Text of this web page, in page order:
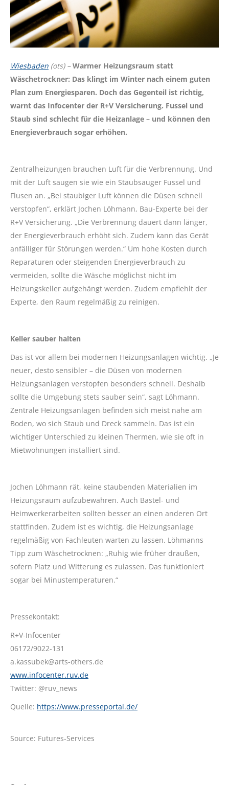
Wiesbaden (ots) –Warmer Heizungsraum statt
Wäschetrockner: Das klingt im Winter nach einem guten
Plan zum Energiesparen. Doch das Gegenteil ist richtig,
warnt das Infocenter der R+V Versicherung. Fussel und
Staub sind schlecht für die Heizanlage – und können den
Energieverbrauch sogar erhöhen.
Zentralheizungen brauchen Luft für die Verbrennung. Und
mit der Luft saugen sie wie ein Staubsauger Fussel und
Flusen an. „Bei staubiger Luft können die Düsen schnell
verstopfen“, erklärt Jochen Löhmann, Bau-Experte bei der
R+V Versicherung. „Die Verbrennung dauert dann länger,
der Energieverbrauch erhöht sich. Zudem kann das Gerät
anfälliger für Störungen werden.“ Um hohe Kosten durch
Reparaturen oder steigenden Energieverbrauch zu
vermeiden, sollte die Wäsche möglichst nicht im
Heizungskeller aufgehängt werden. Zudem empfiehlt der
Experte, den Raum regelmäßig zu reinigen.
Keller sauber halten
Das ist vor allem bei modernen Heizungsanlagen wichtig. „Je
neuer, desto sensibler – die Düsen von modernen
Heizungsanlagen verstopfen besonders schnell. Deshalb
sollte die Umgebung stets sauber sein“, sagt Löhmann.
Zentrale Heizungsanlagen befinden sich meist nahe am
Boden, wo sich Staub und Dreck sammeln. Das ist ein
wichtiger Unterschied zu kleinen Thermen, wie sie oft in
Mietwohnungen installiert sind.
Jochen Löhmann rät, keine staubenden Materialien im
Heizungsraum aufzubewahren. Auch Bastel- und
Heimwerkerarbeiten sollten besser an einen anderen Ort
stattfinden. Zudem ist es wichtig, die Heizungsanlage
regelmäßig von Fachleuten warten zu lassen. Löhmanns
Tipp zum Wäschetrocknen: „Ruhig wie früher draußen,
sofern Platz und Witterung es zulassen. Das funktioniert
sogar bei Minustemperaturen.“
Pressekontakt:
R+V-Infocenter
06172/9022-131
a.kassubek@arts-others.de
www.infocenter.ruv.de
Twitter: @ruv_news
Quelle: https://www.presseportal.de/
Source: Futures-Services